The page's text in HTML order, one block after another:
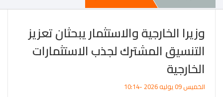
وزيرا الخارجية والاستثمار يبحثان تعزيز
التنسيق المشترك لجذب الاستثمارات
الخارجية
الخميس 09 يوليه 2026 -10:14